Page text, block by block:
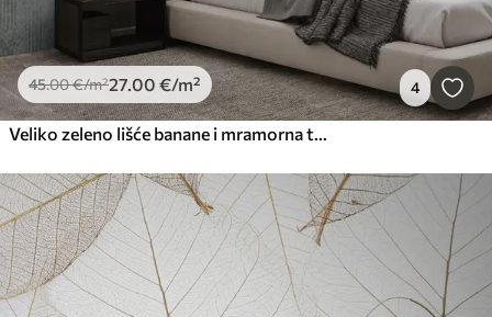
45.00€/m²27.00 €/m² 4
Veliko zeleno lišće banane i mramorna tekstura